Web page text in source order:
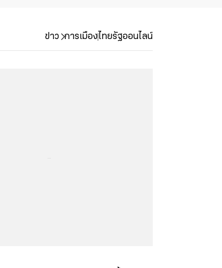
ข่าว การเมืองไทยรัฐออนไลน์